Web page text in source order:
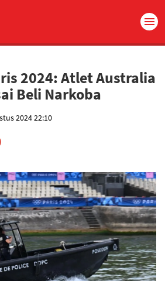
2024: Atlet Australia
Beli Narkoba
2024 22:10